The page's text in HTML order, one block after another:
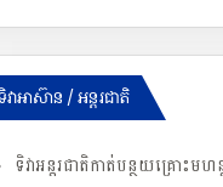
វាអាស៊ាន / អន្តរជាតិ
ទិវាអន្តរជាតិកាត់បន្ថយគ្រោះមហ